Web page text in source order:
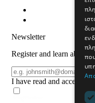
Newsletter
Register and learn about
Email
I have read and accept the